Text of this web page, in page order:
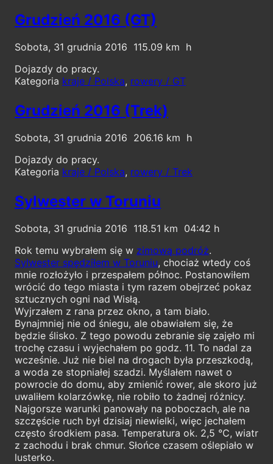
Grudzień 2016 (GT)
Sobota, 31 grudnia 2016 115.09
Dojazdy do pracy.
Kategoria kraje / Polska, rowery / GT
Grudzień 2016 (Trek)
Sobota, 31 grudnia 2016 206.16
Dojazdy do pracy.
Kategoria kraje / Polska, rowery / Trek
Sylwester w Toruniu
Sobota, 31 grudnia 2016 118.51
04:42
Rok temu wybrałem się w zimową podróż.
Sylwester spędziłem w Toruniu, chociaż wtedy coś
mnie rozłożyło i przespałem północ. Postanowiłem
wrócić do tego miasta i tym razem obejrzeć pokaz
sztucznych ogni nad Wisłą.
Wyjrzałem z rana przez okno, a tam biało.
Bynajmniej nie od śniegu, ale obawiałem się, że
będzie ślisko. Z tego powodu zebranie się zajęło mi
trochę czasu i wyjechałem po godz. 11. To nadal za
wcześnie. Już nie biel na drogach była przeszkodą,
a woda ze stopniałej szadzi. Myślałem nawet o
powrocie do domu, aby zmienić rower, ale skoro już
uwaliłem kolarzówkę, nie robiło to żadnej różnicy.
Najgorsze warunki panowały na poboczach, ale na
szczęście ruch był dzisiaj niewielki, więc jechałem
często środkiem pasa. Temperatura ok. 2,5 °C, wiatr
z zachodu i brak chmur. Słońce czasem oślepiało w
lusterko.